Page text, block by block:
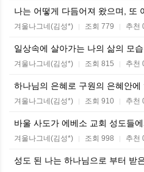
나는 어떻게 다듬어져 왔으며, 또
겨울나그네(김성*) | 조회 779 | 추천
일상속에 살아가는 나의 삶의 모
겨울나그네(김성*) | 조회 815 | 추천
하나님의 은혜로 구원의 은혜안
겨울나그네(김성*) | 조회 910 | 추천
바울 사도가 에베소 교회 성도들
겨울나그네(김성*) | 조회 998 | 추천
성도 된 나는 하나님으로 부터 받